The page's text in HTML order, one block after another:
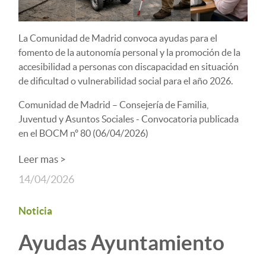
La Comunidad de Madrid convoca ayudas para el
fomento de la autonomía personal y la promoción de la
accesibilidad a personas con discapacidad en situación
de dificultad o vulnerabilidad social para el año 2026.
Comunidad de Madrid – Consejería de Familia,
Juventud y Asuntos Sociales - Convocatoria publicada
en el BOCM nº 80 (06/04/2026)
Leer mas >
14/04/2026
Noticia
Ayudas Ayuntamiento